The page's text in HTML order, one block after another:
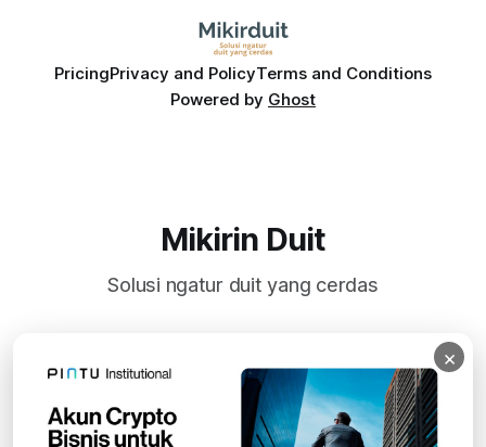
PricingPrivacy and PolicyTerms and Conditions
Powered by Ghost
Mikirin Duit
Solusi ngatur duit yang cerdas
Subscribe
×